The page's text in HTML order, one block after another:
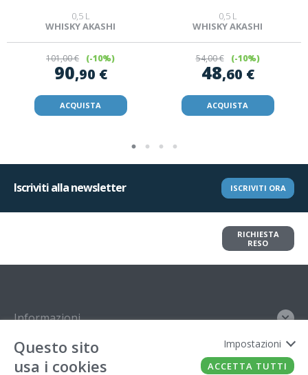
0,5 L
WHISKY AKASHI
101,00 € (-10%)
90,90 €
ACQUISTA
0,5 L
WHISKY AKASHI
54,00 € (-10%)
48,60 €
ACQUISTA
Iscriviti alla newsletter ISCRIVITI ORA
RICHIESTA
RESO
Informazioni
Contatto
Questo sito
usa i cookies
Impostazioni
ACCETTA TUTTI